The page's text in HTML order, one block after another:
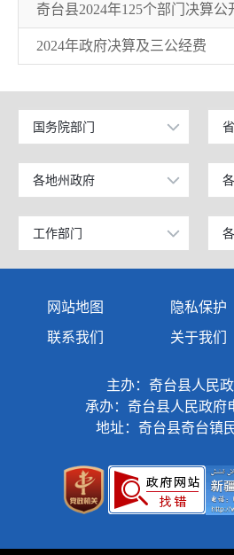
奇台县2024年125个部门决算公
2024年政府决算及三公经费
国务院部门
公安部
工业和信息化部
科学技术部
教育部
国防部
财政部
各地州政府
乌鲁木齐市
昌吉回族自治州
阿克苏地区
克孜勒苏柯尔克孜自治州
塔城地区
伊犁哈萨克自治州
巴音郭楞蒙古自治州
阿勒泰地区
克拉玛依市
工作部门
政府办公室
司法局
网站地图 隐私保护
联系我们
关于我们
主办：奇台县人民
承办：奇台县人民政府
地址：奇台县奇台镇